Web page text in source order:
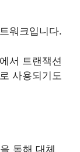
워크입니다.
서 트랜잭션
사용되기도
통해 대체